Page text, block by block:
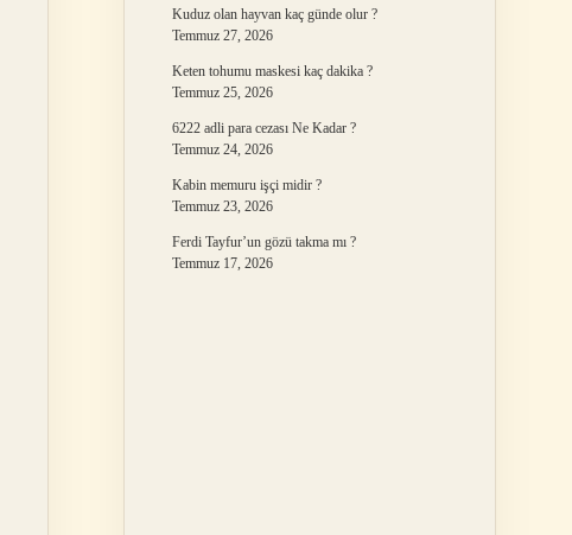
Kuduz olan hayvan kaç günde olur ?
Temmuz 27, 2026
Keten tohumu maskesi kaç dakika ?
Temmuz 25, 2026
6222 adli para cezası Ne Kadar ?
Temmuz 24, 2026
Kabin memuru işçi midir ?
Temmuz 23, 2026
Ferdi Tayfur’un gözü takma mı ?
Temmuz 17, 2026